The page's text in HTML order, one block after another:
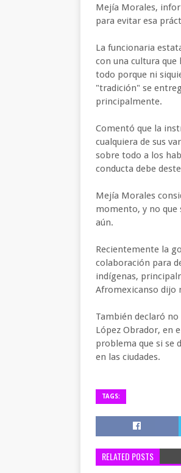
Mejía Morales,
para evitar esa
La funcionaria
con una cultura que
todo porque ni
"tradición" se
principalmente.
Comentó que la
cualquiera de sus
sobre todo a los
conducta debe
Mejía Morales
momento, y no que
aún.
Recientemente la
colaboración para
indígenas,
Afromexicanso dijo
También declaró
López Obrador, en
problema que si se
en las ciudades.
TAGS:
RELATED POSTS